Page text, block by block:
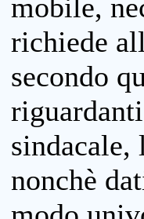
mobile,
richiede
secondo
sindacale,
nonchè